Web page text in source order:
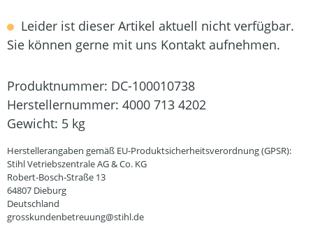
Leider ist dieser Artikel aktuell nicht verfügbar.
Sie können gerne mit uns Kontakt aufnehmen.
Produktnummer: DC-100010738
Herstellernummer: 4000 713 4202
Gewicht: 5 kg
Herstellerangaben gemäß EU-Produktsicherheitsverordnung (GPSR):
Stihl Vetriebszentrale AG & Co. KG
Robert-Bosch-Straße 13
64807 Dieburg
Deutschland
grosskundenbetreuung@stihl.de